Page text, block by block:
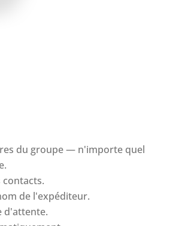
du groupe — n'importe quel
contacts.
de l'expéditeur.
d'attente.